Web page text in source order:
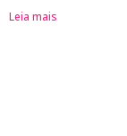
Leia mais